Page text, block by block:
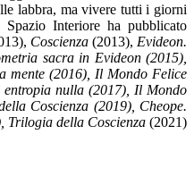
labbra, ma vivere tutti i giorni
Interiore ha pubblicato
Coscienza(2013), Evideon.
sacra in Evideon (2015),
mente (2016), Il Mondo Felice
nulla (2017), Il Mondo
Coscienza (2019), Cheope.
Trilogia della Coscienza (2021)